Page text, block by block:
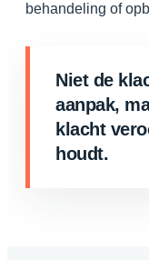
behandeling of
Niet de
aanpak,
klacht
houdt.